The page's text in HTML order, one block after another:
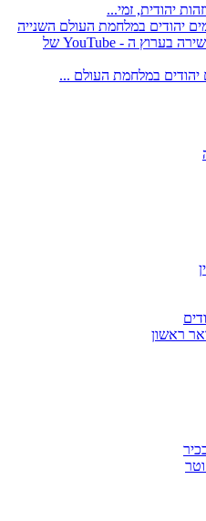
יהודית, זמי...
במלחמת העולם ...
ראשון